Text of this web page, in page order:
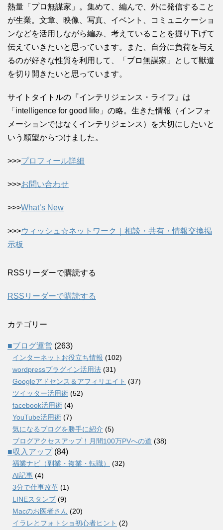
熱量「プロ無謀家」。集めて、編んで、外に発信すること
が生業。文章、映像、写真、イベント、コミュニケーショ
ンなどを活用しながら編み、考えていることを掘り下げて
伝えていきたいと思っています。また、自分に負荷を与え
るのが好きな性質を利用して、「プロ無謀家」として獣道
を切り開きたいと思っています。
サイトタイトルの『インテリジェンス・ライフ』は
「intelligence for good life」の略。生きた情報（インフォ
メーションではなくインテリジェンス）を大切にしたいと
いう願望からつけました。
>>>プロフィール詳細
>>>お問い合わせ
>>>What’s New
>>>ウィッシュ☆ネットワーク｜相談・共有・情報交換掲
示板
RSSリーダーで購読する
RSSリーダーで購読する
カテゴリー
■ブログ運営 (263)
インターネットお役立ち情報 (102)
wordpressプラグイン活用法 (31)
Googleアドセンス＆アフィリエイト (37)
ツイッター活用術 (52)
facebook活用術 (4)
YouTube活用術 (7)
気になるブログを勝手に紹介 (5)
ブログアクセスアップ！月間100万PVへの道 (38)
■収入アップ(84)
福業ナビ（副業・複業・転職）
(32)
AI記事 (4)
3分で仕事改革 (1)
LINEスタンプ(9)
Macのお医者さん (20)
イラレとフォトショ初心者ヒント (2)